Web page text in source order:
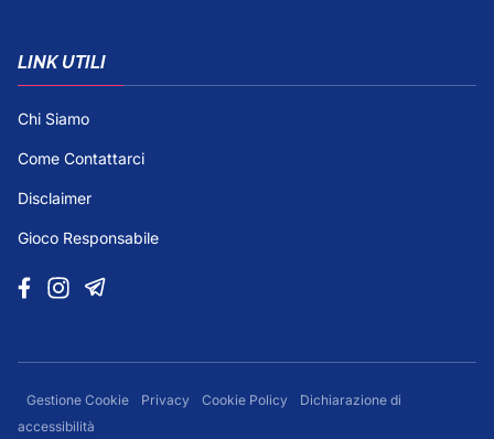
LINK UTILI
Chi Siamo
Come Contattarci
Disclaimer
Gioco Responsabile
Gestione Cookie Privacy Cookie Policy
Dichiarazione di
accessibilità